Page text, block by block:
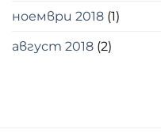
ноември 2018 (1)
август 2018 (2)